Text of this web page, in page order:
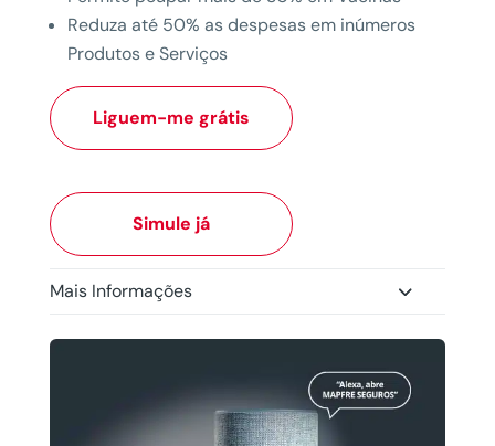
Reduza até 50% as despesas em inúmeros
Produtos e Serviços
Liguem-me grátis
Simule já
Mais Informações